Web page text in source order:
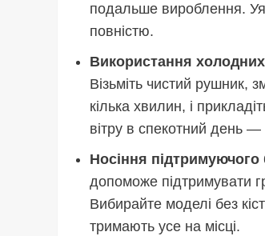
подальше вироблення.
повністю.
Використання
Візьміть чистий рушник,
кілька хвилин, і
вітру в спекотний день
Носіння підтримуючого
допоможе підтримувати
Вибирайте моделі без
тримають усе на місці.